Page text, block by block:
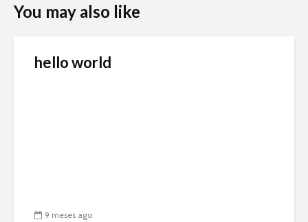
You may also like
hello world
9 meses ago